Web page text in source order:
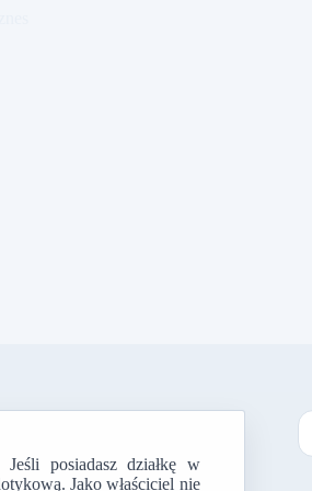
posiadasz działkę w
Jako właściciel nie